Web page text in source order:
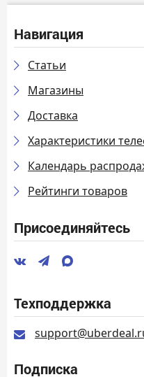
Навигация
Статьи
Магазины
Доставка
Характеристики
Календарь
Рейтинги товаров
Присоединяйтесь
Техподдержка
Подписка